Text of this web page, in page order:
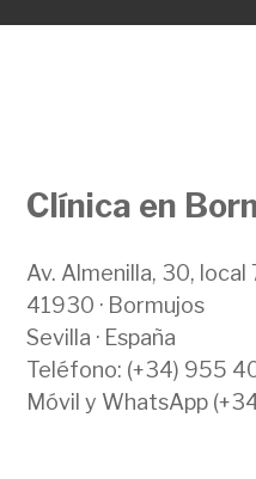
Clínica en
Av. Almenilla, 30, local
41930 · Bormujos
Sevilla · España
Teléfono: (+34) 955
Móvil y WhatsApp